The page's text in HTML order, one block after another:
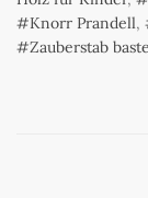
Knorr Prandell,
Zauberstab